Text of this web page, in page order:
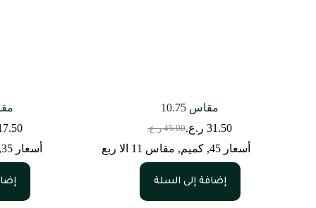
مقاس 10.75
45.00 ر.ع.السعر
الأصلي
هو:
45.00 ر.ع..
31.50 ر.ع.السعر
الحالي
هو:
31.50 ر.ع..
أسعار 45 ,كميم, مقاس 11 الا ربع
إضافة إلى السلة
أسعار 35